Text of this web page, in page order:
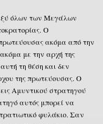
όλων των Μεγάλων
Ο
ακόμα από την
με την αρχή της
τη θέση και δεν
της πρωτεύουσας. Ο
Αμυντικού στρατηγού
αυτός μπορεί να
φυλάκιο. Σαν